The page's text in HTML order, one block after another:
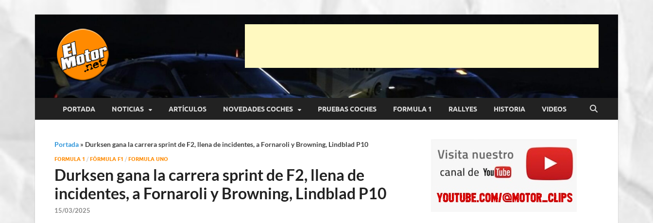
El Motor punto Net
PORTADA NOTICIAS ARTÍCULOS NOVEDADES COCHES PRUEBAS COCHES FORMULA 1 RALLYES HISTORIA VIDEOS
Portada » Durksen gana la carrera sprint de F2, llena de incidentes, a Fornaroli y Browning, Lindblad P10
FORMULA 1 / FÓRMULA F1 / FORMULA UNO
Durksen gana la carrera sprint de F2, llena de
incidentes, a Fornaroli y Browning, Lindblad P10
15/03/2025